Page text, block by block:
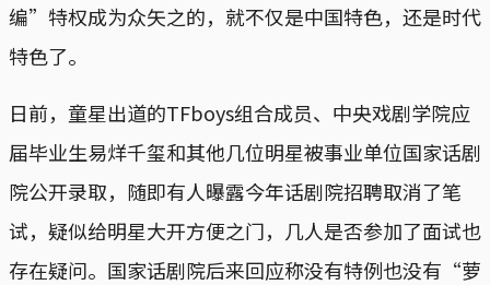
编”特权成为众矢之的，就不仅是中国特色，还是时代
特色了。
日前，童星出道的TFboys组合成员、中央戏剧学院应
届毕业生易烊千玺和其他几位明星被事业单位国家话剧
院公开录取，随即有人曝露今年话剧院招聘取消了笔
试，疑似给明星大开方便之门，几人是否参加了面试也
存在疑问。国家话剧院后来回应称没有特例也没有“萝